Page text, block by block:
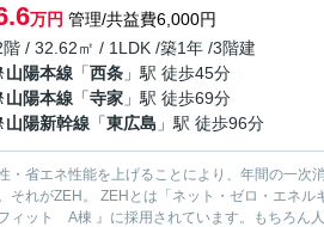
万円 管理/共益費6,000円
階 / 32.62㎡ / 1LDK /築1年 /3階建
山陽本線 「西条 」駅 徒歩45分
山陽本線 「寺家 」駅 徒歩69分
山陽新幹線 「東広島 」駅 徒歩96分
・省エネ性能を上げることにより、年間の一
それがZEH。 ZEHとは「ネット・ゼロ・エネ
ィット A棟 』に採用されています。もちろん